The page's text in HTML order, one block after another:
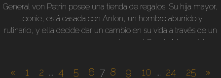
General von Petrin posee una tienda de regalos. Su hija mayor,
Leonie, está casada con Anton, un hombre aburrido y
rutinario, y ella decide dar un cambio en su vida a través de un
nuevo romance que comenzará con el Conde Marenzi. La
« 1 2 ... 4 5 6 7 8 9 10 ... 24 25 »